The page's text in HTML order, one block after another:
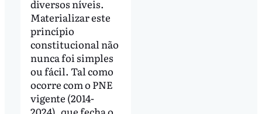
diversos níveis.
Materializar este
princípio
constitucional não
nunca foi simples
ou fácil. Tal como
ocorre com o PNE
vigente (2014-